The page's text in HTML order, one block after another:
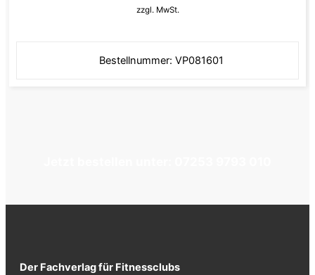
zzgl. MwSt.
Bestellnummer: VP081601
Der Fachverlag für Fitnessclubs